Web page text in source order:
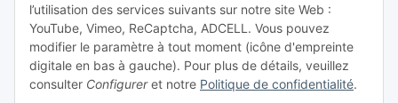
l’utilisation des services suivants sur notre site Web :
YouTube, Vimeo, ReCaptcha, ADCELL. Vous pouvez
modifier le paramètre à tout moment (icône d'empreinte
digitale en bas à gauche). Pour plus de détails, veuillez
consulter Configureret notre Politique de confidentialité.